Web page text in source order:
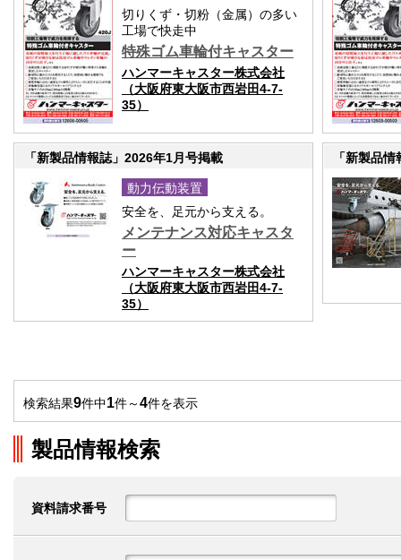
切りくず・切粉（金属）の多い
工場で快走中
特殊ゴム車輪付キャスター
ハンマーキャスター株式会社
（大阪府東大阪市西岩田4-7-
35）
「新製品情報誌」2026年1月号掲載
動力伝動装置
安全を、足元から支える。
メンテナンス対応キャスタ
ー
ハンマーキャスター株式会社
（大阪府東大阪市西岩田4-7-
35）
「新製品
検索結果9件中1件～4件を表示
製品情報検索
資料請求番号